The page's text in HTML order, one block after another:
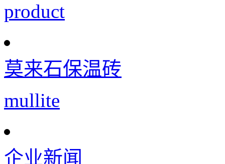
product
莫来石保温砖
mullite
企业新闻